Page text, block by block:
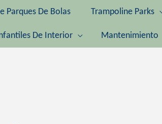
Parques De Bolas Trampoline Parks
De Interior Mantenimiento